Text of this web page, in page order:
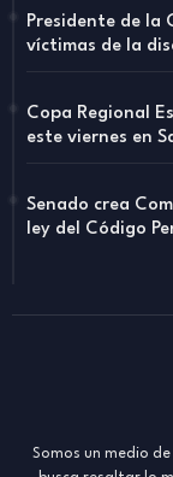
Presidente de la
víctimas de la
Copa Regional
este viernes en
Senado crea
ley del Código
Somos un medio